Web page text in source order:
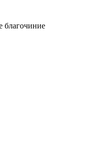
благочиние